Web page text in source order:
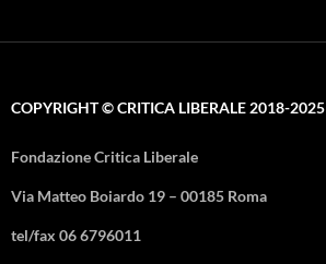
COPYRIGHT © CRITICA LIBERALE 2018-2025
Fondazione Critica Liberale
Via Matteo Boiardo 19 – 00185 Roma
tel/fax 06 6796011